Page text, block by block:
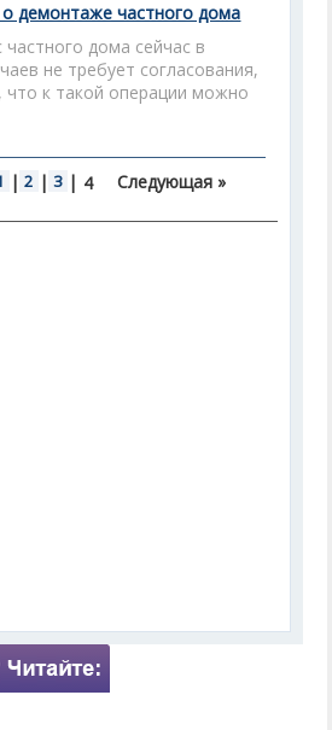
демонтаже частного дома
дома сейчас в
не требует согласования,
что к такой операции можно
| 2 | 3 | 4 Следующая »